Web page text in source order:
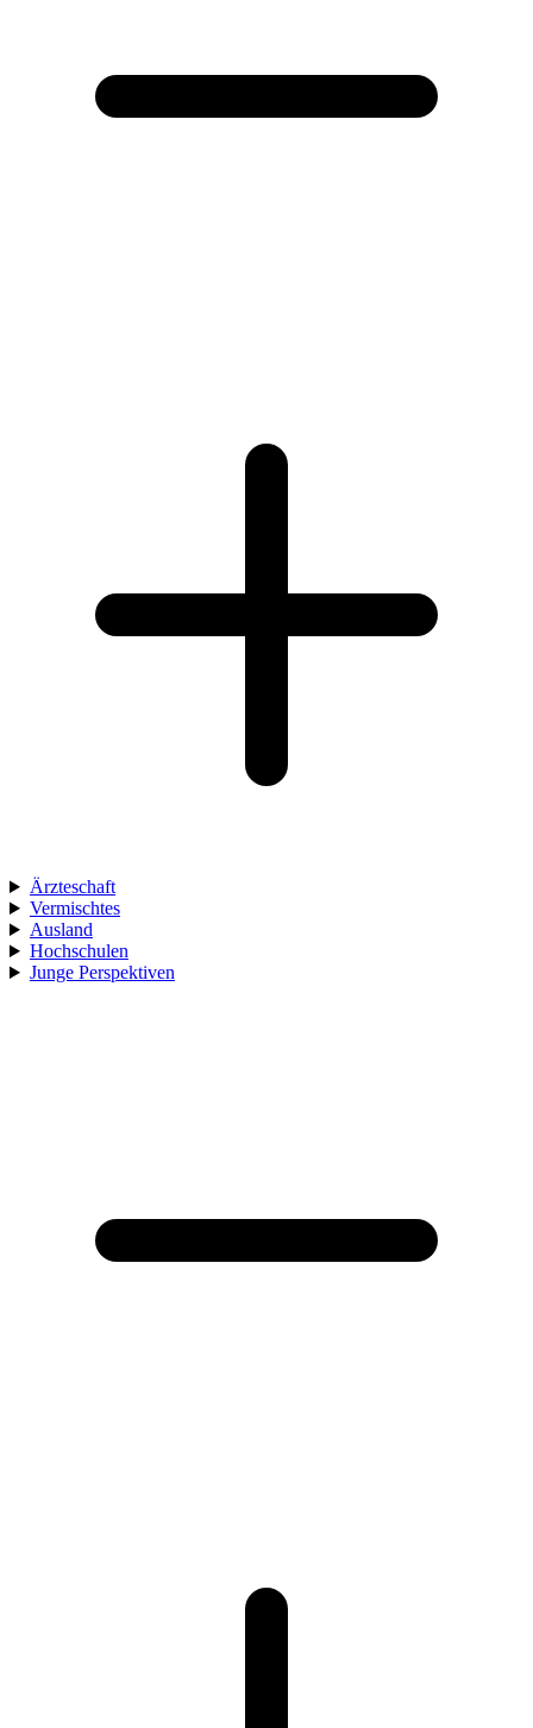
Ärzteschaft
Vermischtes
Ausland
Hochschulen
Junge Perspektiven